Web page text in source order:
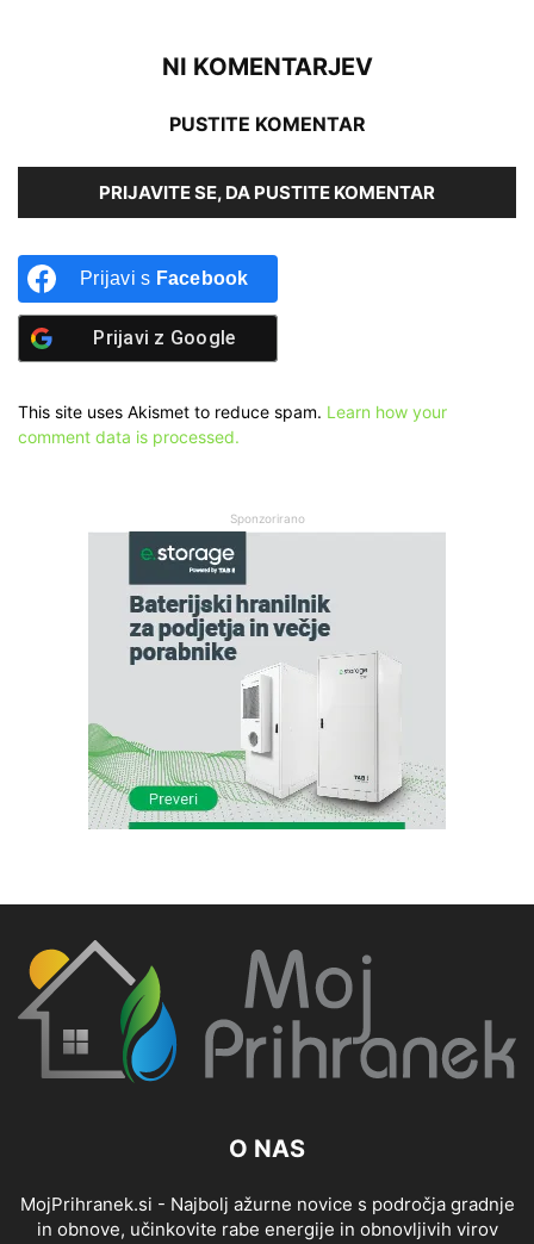
NI KOMENTARJEV
PUSTITE KOMENTAR
PRIJAVITE SE, DA PUSTITE KOMENTAR
Prijavi s Facebook
Prijavi z Google
This site uses Akismet to reduce spam. Learn how your
comment data is processed.
Sponzorirano
O NAS
MojPrihranek.si - Najbolj ažurne novice s področja gradnje
in obnove, učinkovite rabe energije in obnovljivih virov